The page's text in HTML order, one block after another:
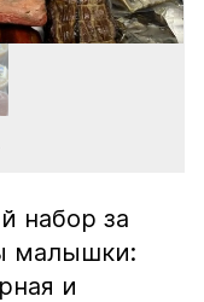
набор за
малышки:
и